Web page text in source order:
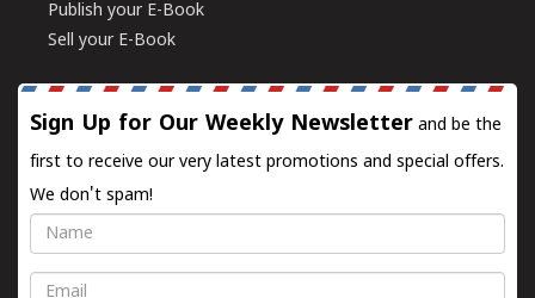
Publish your E-Book
Sell your E-Book
Sign Up for Our Weekly Newsletter and be the
first to receive our very latest promotions and special offers.
We don't spam!
Name
Email